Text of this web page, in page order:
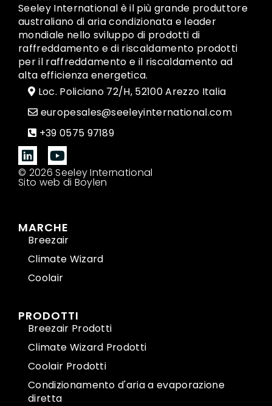
Seeley International è il più grande produttore
australiano di aria condizionata e leader
mondiale nello sviluppo di prodotti di
raffreddamento e di riscaldamento prodotti
per il raffreddamento e il riscaldamento ad
alta efficienza energetica.
Loc. Policiano 72/H, 52100 Arezzo Italia
europesales@seeleyinternational.com
+39 0575 97189
© 2026 Seeley International
Sito web di Boylen
MARCHE
Breezair
Climate Wizard
Coolair
PRODOTTI
Breezair Prodotti
Climate Wizard Prodotti
Coolair Prodotti
Condizionamento d'aria a evaporazione
diretta